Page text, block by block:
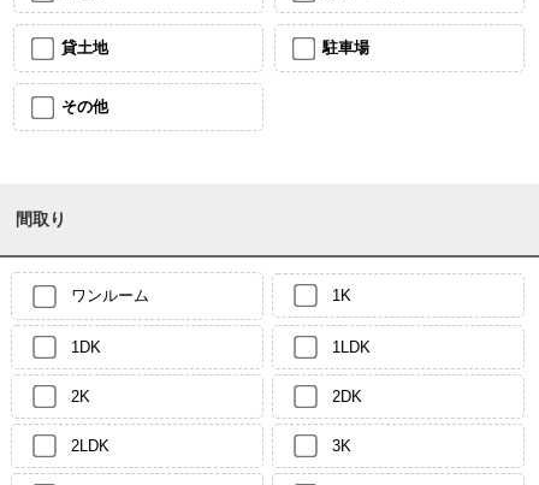
貸土地 駐車場
その他
間取り
ワンルーム 1K
1DK 1LDK
2K 2DK
2LDK 3K